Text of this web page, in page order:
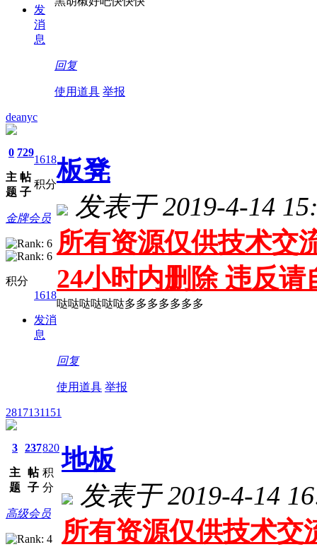
发
消
息
回复
使用道具 举报
deanyc
0
主
题
729
帖
子
1618
积分
金牌会员
积分
1618
发消
息
板凳
发表于 2019-4-14
所有资源仅供技术交
24小时内删除 违反
哒哒哒哒哒哒多多多多多多多
回复
使用道具 举报
2817131151
3
主
题
237
帖
子
820
积
分
高级会员
地板
发表于 2019-4-14
所有资源仅供技术交